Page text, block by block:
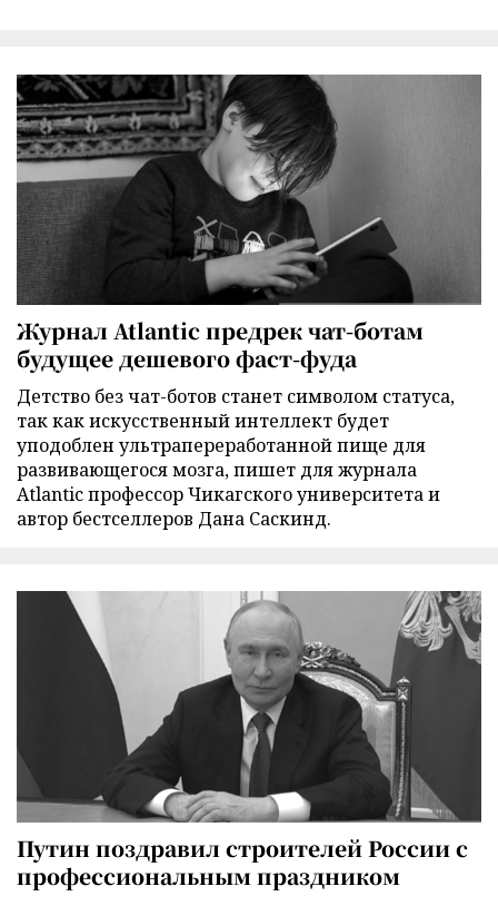
Журнал Atlantic предрек чат-ботам
будущее дешевого фаст-фуда
Детство без чат-ботов станет символом статуса,
так как искусственный интеллект будет
уподоблен ультрапереработанной пище для
развивающегося мозга, пишет для журнала
Atlantic профессор Чикагского университета и
автор бестселлеров Дана Саскинд.
Путин поздравил строителей России с
профессиональным праздником